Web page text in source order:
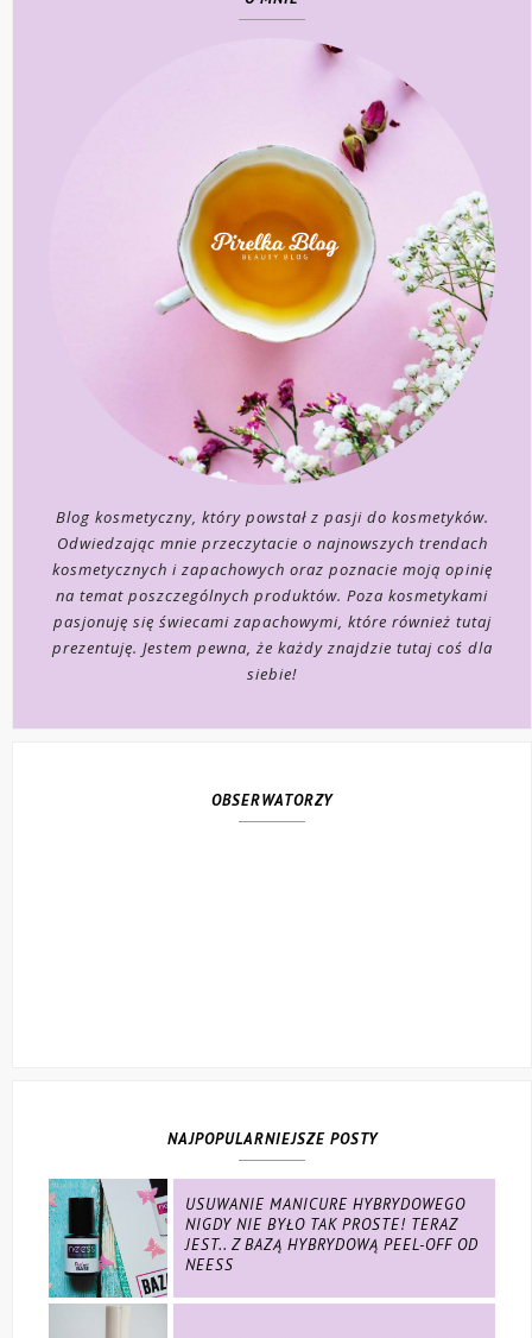
Blog kosmetyczny, który powstał z pasji do kosmetyków.
Odwiedzając mnie przeczytacie o najnowszych trendach
kosmetycznych i zapachowych oraz poznacie moją opinię
na temat poszczególnych produktów. Poza kosmetykami
pasjonuję się świecami zapachowymi, które również tutaj
prezentuję. Jestem pewna, że każdy znajdzie tutaj coś dla
siebie!
OBSERWATORZY
NAJPOPULARNIEJSZE POSTY
USUWANIE MANICURE HYBRYDOWEGO
NIGDY NIE BYŁO TAK PROSTE! TERAZ
JEST.. Z BAZĄ HYBRYDOWĄ PEEL-OFF OD
NEESS